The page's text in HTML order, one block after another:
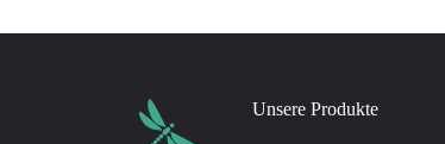
Unsere Produkte